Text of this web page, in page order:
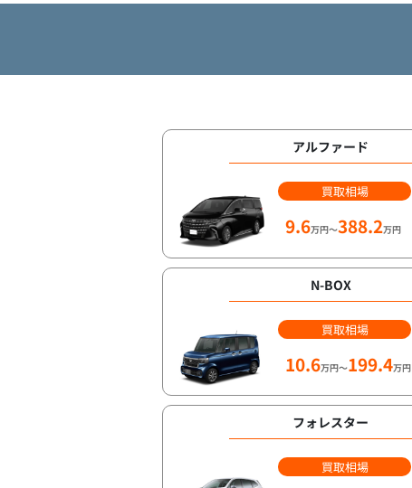
アルファード
買取相場
9.6万円～388.2万円
N-BOX
買取相場
10.6万円～199.4万円
フォレスター
買取相場